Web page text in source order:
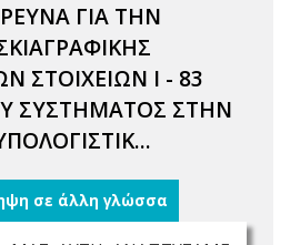
ΓΙΑ ΤΗΝ
ΣΤΟΙΧΕΙΩΝ Ι - 83
ΣΥΣΤΗΜΑΤΟΣ ΣΤΗΝ
σε άλλη γλώσσα